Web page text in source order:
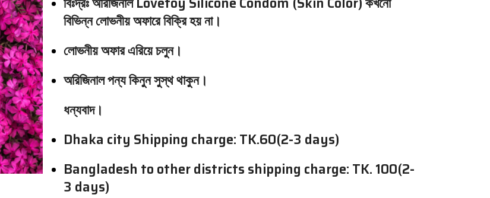
বিভিন্ন লোভনীয় অফারে বিক্রি হয় না।
লোভনীয় অফার এরিয়ে চলুন।
অরিজিনাল পন্য কিনুন সুস্থ থাকুন।
ধন্যবাদ।
Dhaka city Shipping charge: TK.60(2-3 days)
Bangladesh to other districts shipping charge: TK. 100(2-
3 days)